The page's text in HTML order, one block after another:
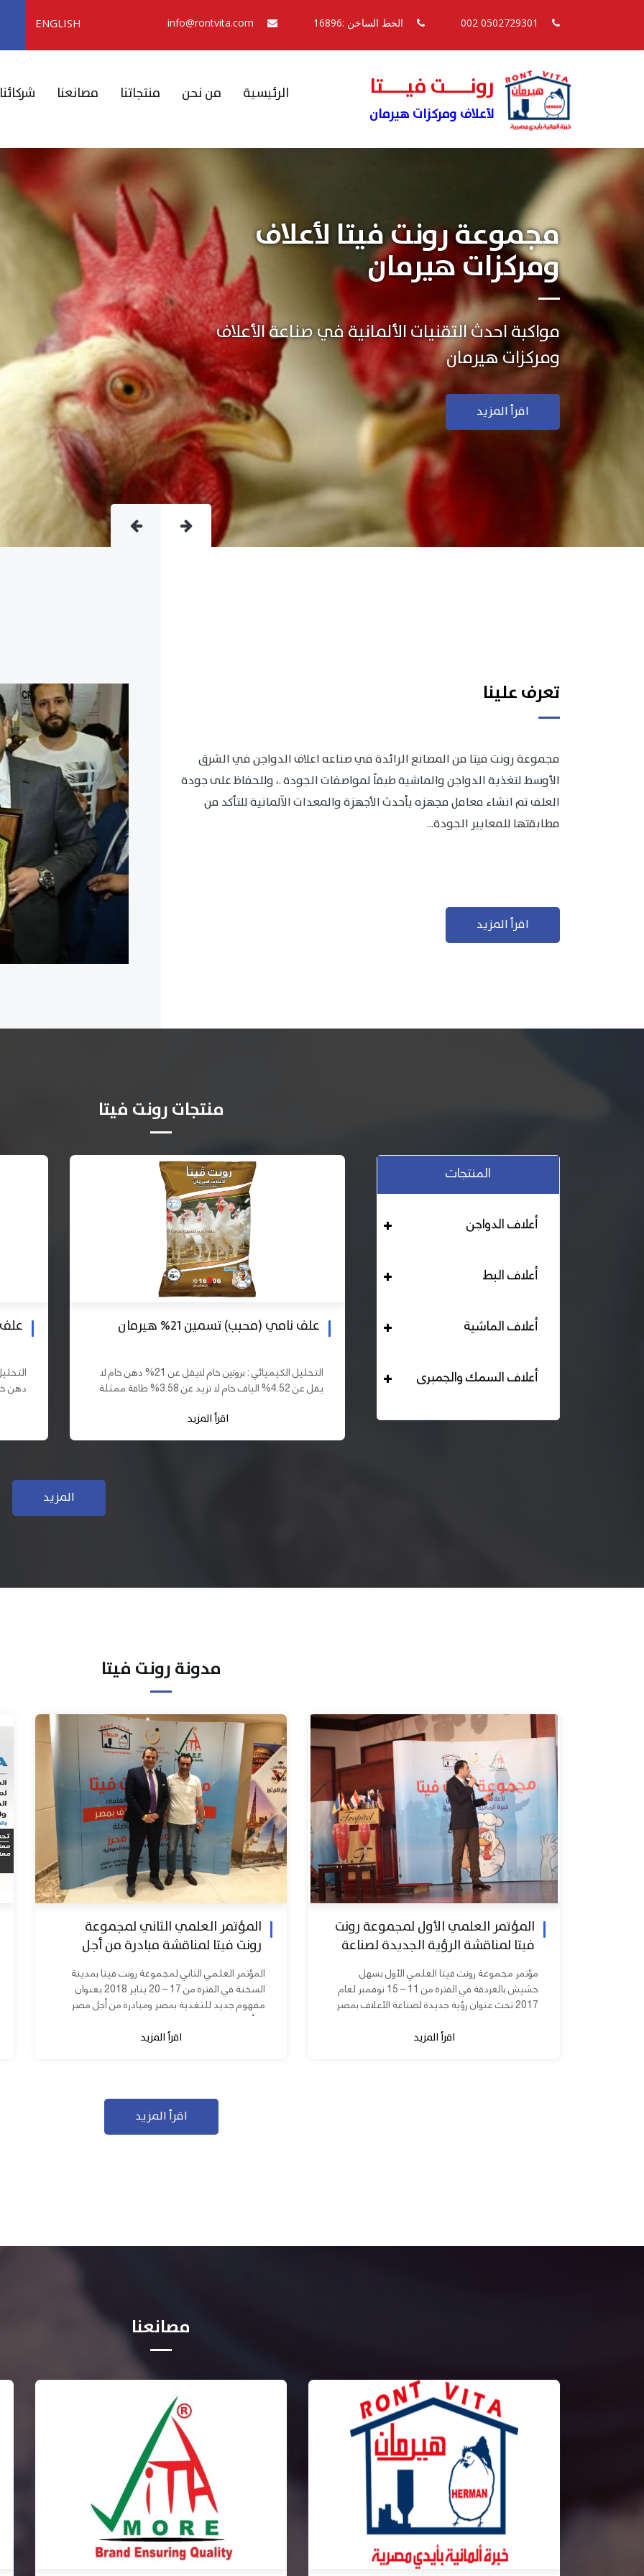
الخط الساخن :16896 ENGLISH
رونــــت فيــــتا
لأعلاف ومركزات هيرمان
الرئيسية من نحن منتجاتنا مصانعنا شركائنا
مجموعة رونت فيتا لأعلاف
ومركزات هيرمان
نستخدم التكنولوجيا الألمانية المتقدمة فى صناعة
منتجاتنا بجودة ودقة عالية
اقرأ المزيد
تعرف علينا
مجموعة رونت فيتا من المصانع الرائدة في صناعه اعلاف الدواجن في الشرق
الأوسط لتغذية الدواجن والماشية طبقاً لمواصفات الجودة .، وللحفاظ على جودة
العلف تم انشاء معامل مجهزه بأحدث الأجهزة والمعدات الآلمانية للتأكد من
مطابقتها للمعايير الجودة...
اقرأ المزيد
منتجات رونت فيتا
المنتجات
أعلاف الدواجن
أعلاف البط
أعلاف الماشية
أعلاف السمك والجمبرى
علف علف بادي نامي تسمين 19% هيرمان
التحليل الكيميائي : بروتين خام لايقل عن 19% دهن خام لا
يقل عن 10% الياف خام لا تزيد عن 3.70% طاقة ممثلة لا
اقرأ المزيد
علف دواجن بياض محبب 16% هيرمان
التحليل الكيميائي : بروتين خام لايقل عن 16% دهن خام لا
يقل عن 2,84% الياف خام لا تزيد عن 2.24% طاقة ممثلة
اقرأ المزيد
المزيد
مدونة رونت فيتا
المؤتمر العلمي الأول لمجموعة رونت
فيتا لمناقشة الرؤية الجديدة لصناعة
الأعلاف بمصر
مؤتمر مجموعة رونت فيتا العلمي الأول بسهل
حشيش بالغردقة في الفترة من 11 – 15 نوفمبر لعام
2017 تحت عنوان رؤية جديدة لصناعة الأعلاف بمصر
اقرأ المزيد
المؤتمر العلمي الثاني لمجموعة
رونت فيتا لمناقشة مبادرة من أجل
مصر ابدأ مشروعك
المؤتمر العلمي الثاني لمجموعة رونت فيتا بمدينة
السخنة في الفترة من 17 – 20 يناير 2018 بعنوان
مفهوم جديد للتغذية بمصر ومبادرة من أجل مصر
ابدأ مشروعك بحضور عدد كبير من...
اقرأ المزيد
اقرأ المزيد
مصانعنا